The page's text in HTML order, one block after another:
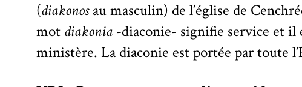
(diakonosau masculin) de l’église de
mot diakonia -diaconie- signifie service et il
ministère. La diaconie est portée par toute